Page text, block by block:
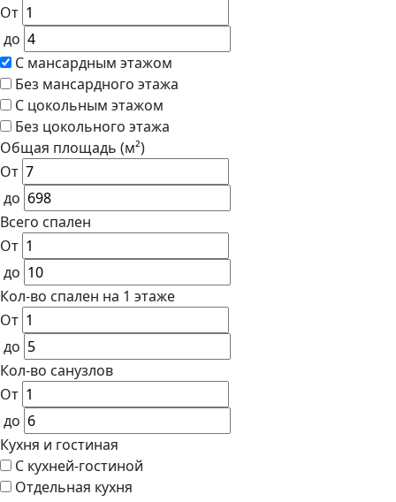
От
до
С мансардным этажом
Без мансардного этажа
С цокольным этажом
Без цокольного этажа
Общая площадь (м²)
От
до
Всего спален
От
до
Кол-во спален на 1 этаже
От
до
Кол-во санузлов
От
до
Кухня и гостиная
С кухней-гостиной
Отдельная кухня